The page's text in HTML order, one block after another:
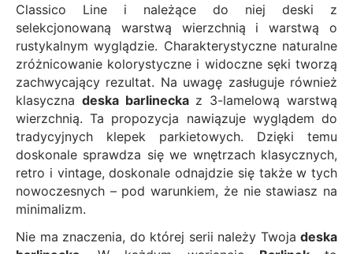
Classico Line i należące do niej deski z
selekcjonowaną warstwą wierzchnią i warstwą o
rustykalnym wyglądzie. Charakterystyczne naturalne
zróżnicowanie kolorystyczne i widoczne sęki tworzą
zachwycający rezultat. Na uwagę zasługuje również
klasyczna deska barlineckaz 3-lamelową warstwą
wierzchnią. Ta propozycja nawiązuje wyglądem do
tradycyjnych klepek parkietowych. Dzięki temu
doskonale sprawdza się we wnętrzach klasycznych,
retro i vintage, doskonale odnajdzie się także w tych
nowoczesnych – pod warunkiem, że nie stawiasz na
minimalizm.
Nie ma znaczenia, do której serii należy Twoja deska